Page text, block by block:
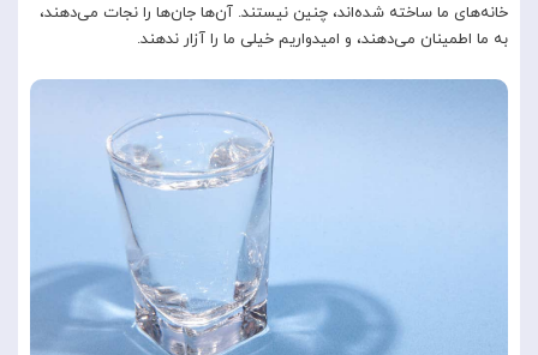
خانه‌های ما ساخته شده‌اند، چنین نیستند. آن‌ها جان‌ها را نجات می‌دهند،
به ما اطمینان می‌دهند، و امیدواریم خیلی ما را آزار ندهند.